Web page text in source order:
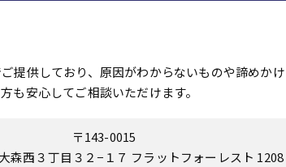
提供しており、原因がわからないものや諦めか
も安心してご相談いただけます。
〒143-0015
森西３丁目３２−１７ フラットフォーレスト 1208